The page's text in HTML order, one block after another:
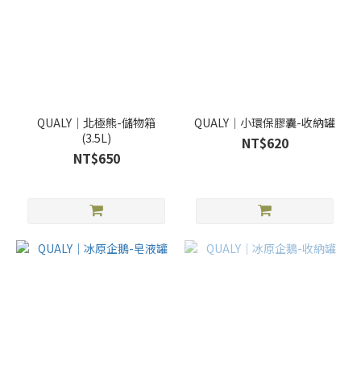
QUALY｜北極熊-儲物箱
(3.5L)
NT$650
QUALY｜小環保膠囊-收納罐
NT$620